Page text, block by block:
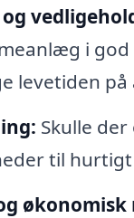
og
i god
levetiden
Skulle
til hurtigt